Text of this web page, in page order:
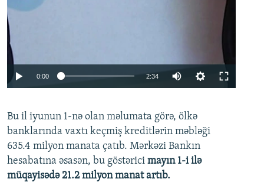
0:00 2:34
360p
480p
720p
Bu il iyunun 1-nə olan məlumata görə, ölkə
banklarında vaxtı keçmiş kreditlərin məbləği
635.4 milyon manata çatıb. Mərkəzi Bankın
hesabatına əsasən, bu göstərici mayın 1-i ilə
müqayisədə 21.2 milyon manat artıb.